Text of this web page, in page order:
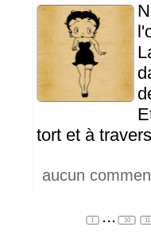
tort et à
aucun
1 ... 10 11